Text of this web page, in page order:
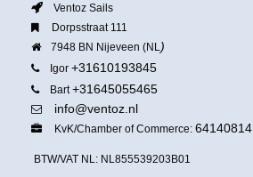
Ventoz Sails
Dorpsstraat 111
7948 BN Nijeveen (NL )
Igor +31610193845
Bart+31645055465
info@ventoz.nl
KvK/Chamber of Commerce: 64140814
BTW/VAT NL: NL855539203B01